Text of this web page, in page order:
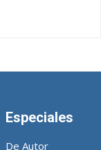
Especiales
De Autor